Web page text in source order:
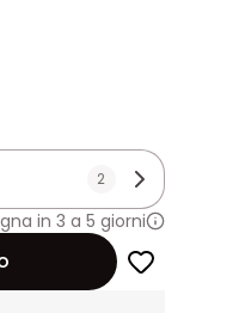
2
in 3 a 5 giorni